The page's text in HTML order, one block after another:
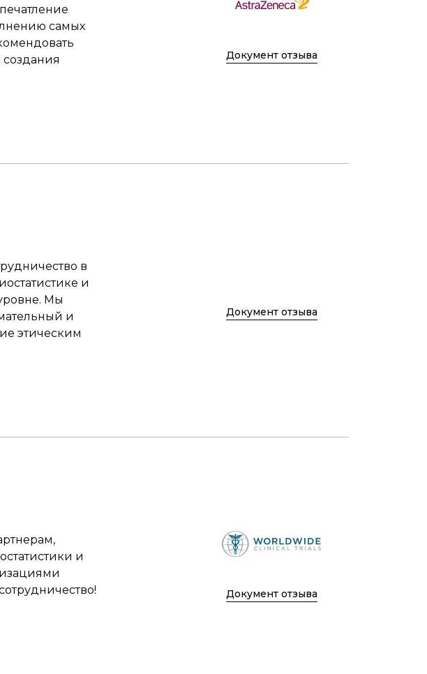
самых
создания
Документ отзыва
в
и
Мы
и
этическим
Документ отзыва
и
Документ отзыва